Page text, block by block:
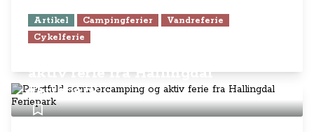
Artikel Campingferier
Vandreferie
Cykelferie
aktiv ferie fra Hallingdal
Feriepark